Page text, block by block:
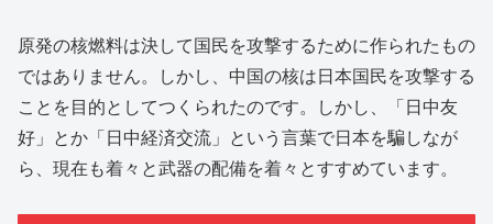
原発の核燃料は決して国民を攻撃するために作られたもの
ではありません。しかし、中国の核は日本国民を攻撃する
ことを目的としてつくられたのです。しかし、「日中友
好」とか「日中経済交流」という言葉で日本を騙しなが
ら、現在も着々と武器の配備を着々とすすめています。